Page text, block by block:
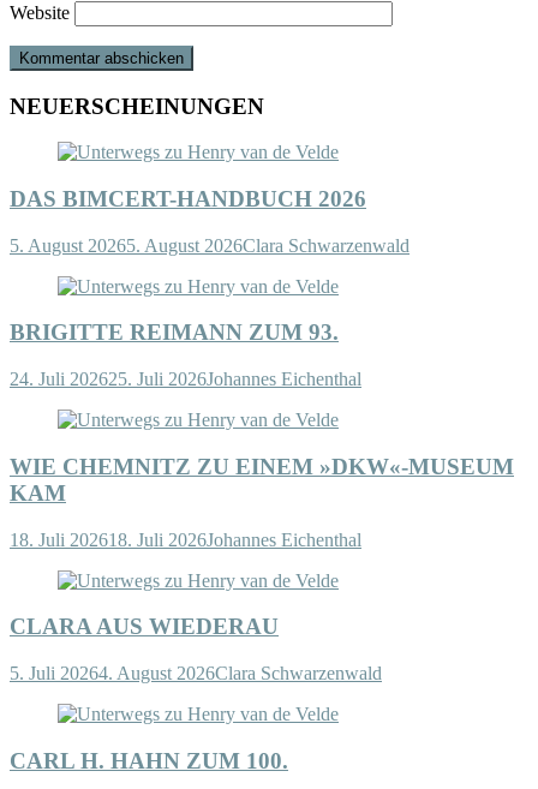
Website
NEUERSCHEINUNGEN
DAS BIMCERT-HANDBUCH 2026
5. August 20265. August 2026Clara Schwarzenwald
BRIGITTE REIMANN ZUM 93.
24. Juli 202625. Juli 2026Johannes Eichenthal
WIE CHEMNITZ ZU EINEM »DKW«-MUSEUM
KAM
18. Juli 202618. Juli 2026Johannes Eichenthal
CLARA AUS WIEDERAU
5. Juli 20264. August 2026Clara Schwarzenwald
CARL H. HAHN ZUM 100.